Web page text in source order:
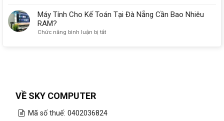
Máy Tính Cho Kế Toán Tại Đà Nẵng Cần Bao Nhiêu
RAM?
Chức năng bình luận bị tắtở
Bao
VỀ SKY COMPUTER
Mã số thuế: 0402036824